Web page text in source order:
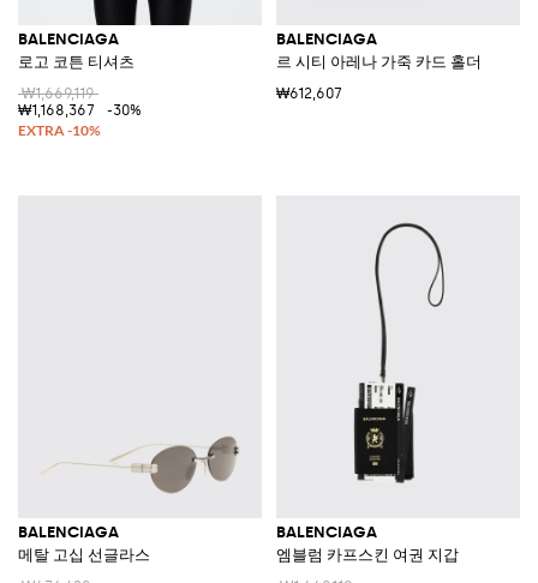
BALENCIAGA
로고 코튼 티셔츠
₩1,669,119
₩1,168,367
-30%
BALENCIAGA
르 시티 아레나 가죽 카드 홀더
₩612,607
BALENCIAGA
메탈 고십 선글라스
BALENCIAGA
엠블럼 카프스킨 여권 지갑